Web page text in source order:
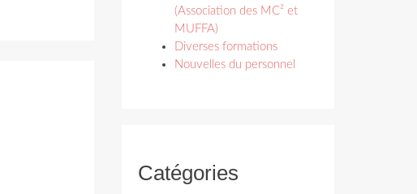
(Association des MC² et
MUFFA)
Diverses formations
Nouvelles du personnel
Catégories